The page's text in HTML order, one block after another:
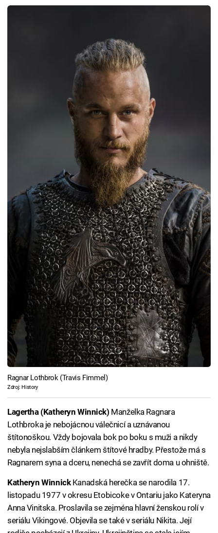
Ragnar Lothbrok (Travis Fimmel)
Zdroj: History
Lagertha (Katheryn Winnick) Manželka Ragnara
Lothbroka je nebojácnou válečnicí a uznávanou
štítonoškou. Vždy bojovala bok po boku s muži a nikdy
nebyla nejslabším článkem štítové hradby. Přestože má s
Ragnarem syna a dceru, nenechá se zavřít doma u ohniště.
Katheryn WinnickKanadská herečka se narodila 17.
listopadu 1977 v okresu Etobicoke v Ontariu jako Kateryna
Anna Vinitska. Proslavila se zejména hlavní ženskou rolí v
seriálu Vikingové. Objevila se také v seriálu Nikita. Její